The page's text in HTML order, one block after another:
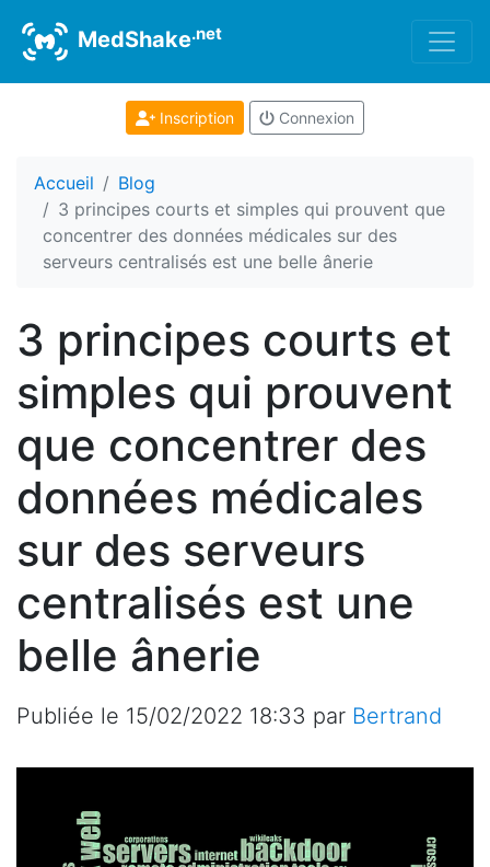
MedShake.net
Inscription Connexion
Accueil
Blog
3 principes courts et simples qui prouvent que
concentrer des données médicales sur des
serveurs centralisés est une belle ânerie
3 principes courts et
simples qui prouvent
que concentrer des
données médicales
sur des serveurs
centralisés est une
belle ânerie
Publiée le 15/02/2022 18:33 par Bertrand